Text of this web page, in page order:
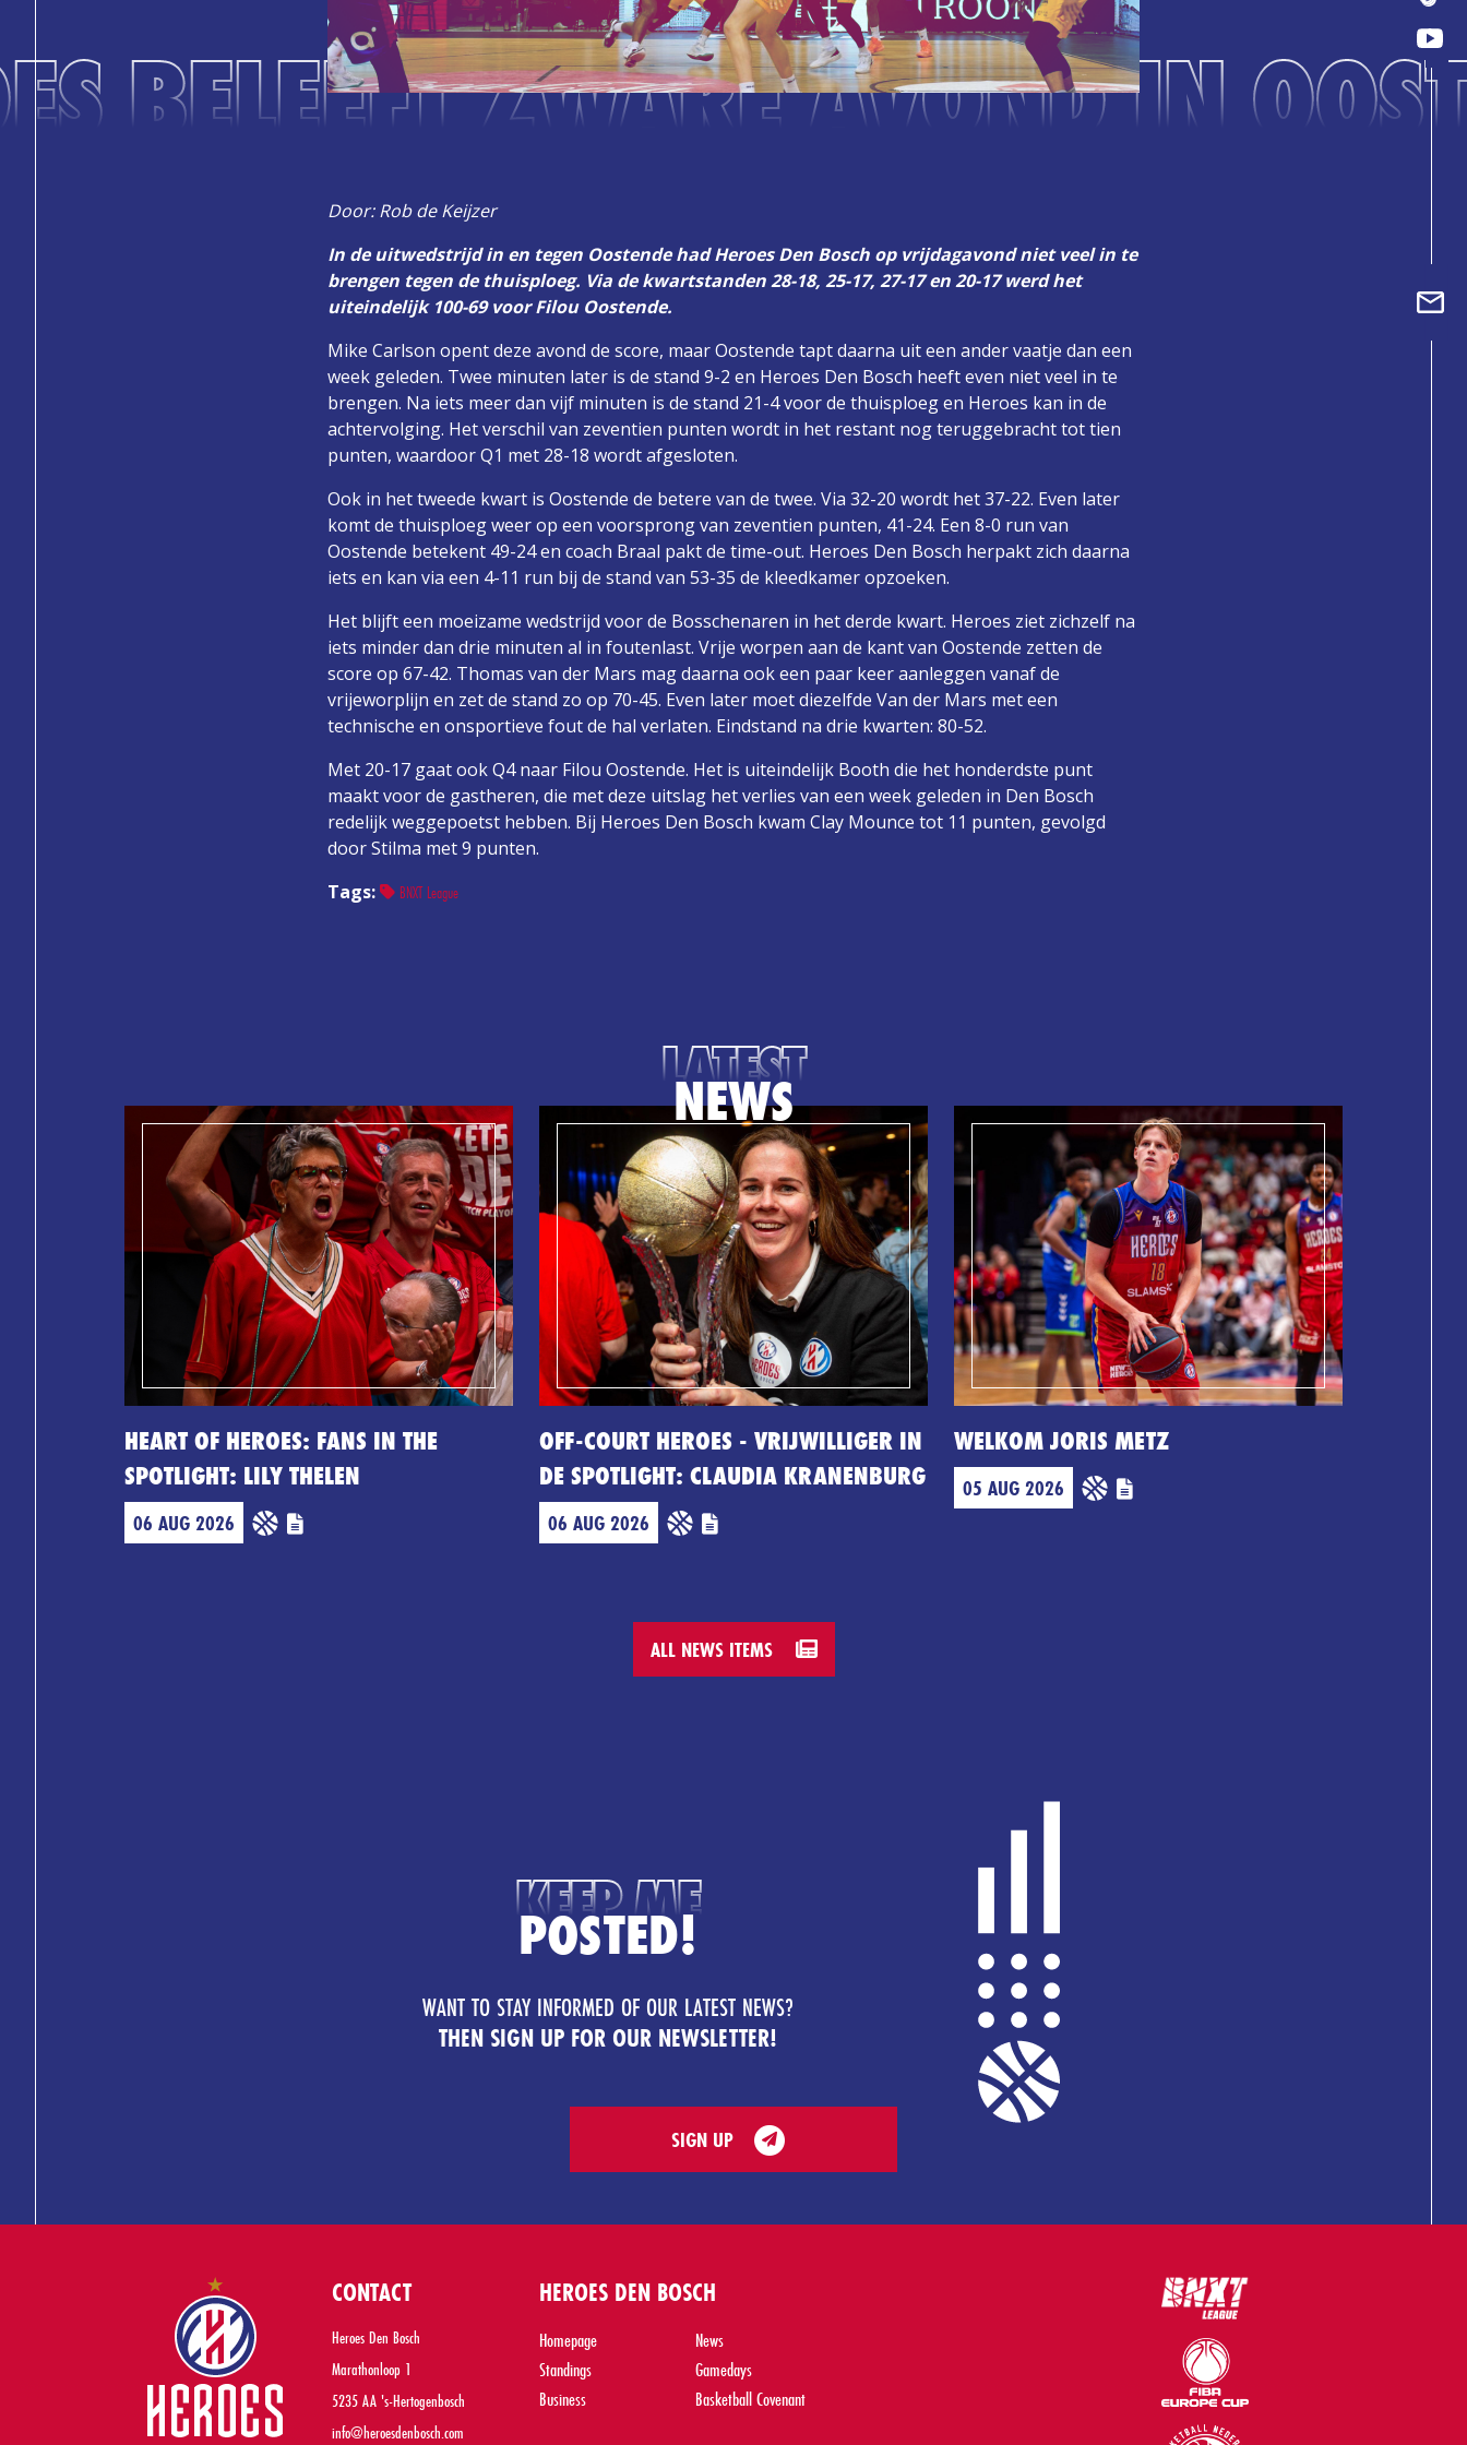
BELEEFT ZWARE AVOND IN
Door: Rob de Keijzer
In de uitwedstrijd in en tegen Oostende had Heroes Den Bosch op vrijdagavond niet veel in te
brengen tegen de thuisploeg. Via de kwartstanden 28-18, 25-17, 27-17 en 20-17 werd het
uiteindelijk 100-69 voor Filou Oostende.
Mike Carlson opent deze avond de score, maar Oostende tapt daarna uit een ander vaatje dan een
week geleden. Twee minuten later is de stand 9-2 en Heroes Den Bosch heeft even niet veel in te
brengen. Na iets meer dan vijf minuten is de stand 21-4 voor de thuisploeg en Heroes kan in de
achtervolging. Het verschil van zeventien punten wordt in het restant nog teruggebracht tot tien
punten, waardoor Q1 met 28-18 wordt afgesloten.
Ook in het tweede kwart is Oostende de betere van de twee. Via 32-20 wordt het 37-22. Even later
komt de thuisploeg weer op een voorsprong van zeventien punten, 41-24. Een 8-0 run van
Oostende betekent 49-24 en coach Braal pakt de time-out. Heroes Den Bosch herpakt zich daarna
iets en kan via een 4-11 run bij de stand van 53-35 de kleedkamer opzoeken.
Het blijft een moeizame wedstrijd voor de Bosschenaren in het derde kwart. Heroes ziet zichzelf na
iets minder dan drie minuten al in foutenlast. Vrije worpen aan de kant van Oostende zetten de
score op 67-42. Thomas van der Mars mag daarna ook een paar keer aanleggen vanaf de
vrijeworplijn en zet de stand zo op 70-45. Even later moet diezelfde Van der Mars met een
technische en onsportieve fout de hal verlaten. Eindstand na drie kwarten: 80-52.
Met 20-17 gaat ook Q4 naar Filou Oostende. Het is uiteindelijk Booth die het honderdste punt
maakt voor de gastheren, die met deze uitslag het verlies van een week geleden in Den Bosch
redelijk weggepoetst hebben. Bij Heroes Den Bosch kwam Clay Mounce tot 11 punten, gevolgd
door Stilma met 9 punten.
Tags:
BNXT League
LATEST
NEWS
HEART OF HEROES: FANS IN THE
SPOTLIGHT: LILY THELEN
06 AUG 2026
OFF-COURT HEROES - VRIJWILLIGER IN
DE SPOTLIGHT: CLAUDIA KRANENBURG
06 AUG 2026
WELKOM JORIS METZ
05 AUG 2026
ALL NEWS ITEMS
KEEP ME
POSTED!
WANT TO STAY INFORMED OF OUR LATEST NEWS?
THEN SIGN UP FOR OUR NEWSLETTER!
SIGN UP
CONTACT
Heroes Den Bosch
Marathonloop 1
5235 AA 's-Hertogenbosch
info@heroesdenbosch.com
HEROES DEN BOSCH
Homepage
News
Standings
Gamedays
Business
Basketball Covenant